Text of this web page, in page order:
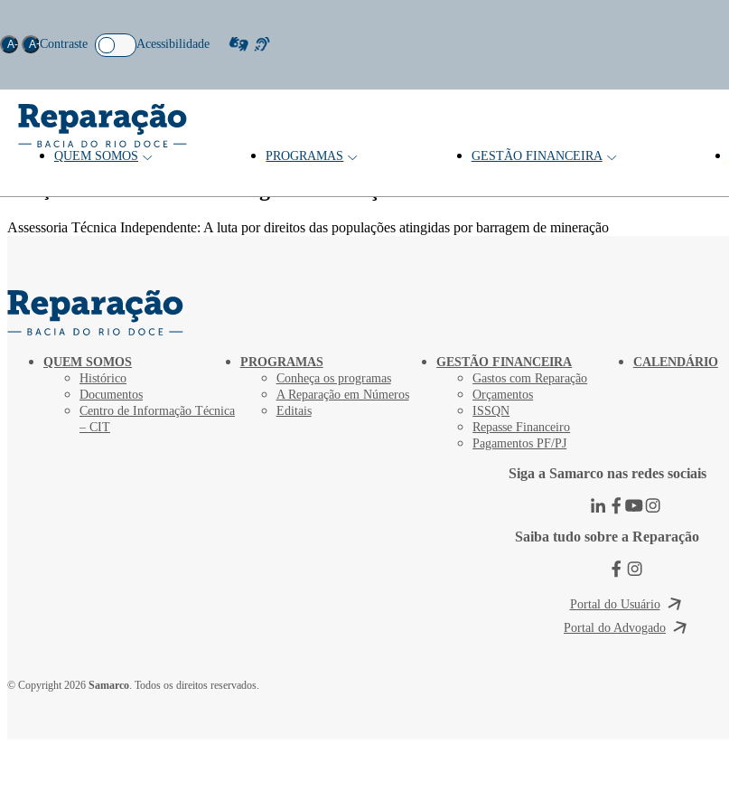
QUEM SOMOS PROGRAMAS GESTÃO FINANCEIRA
Acessibilidade
A- A+Contraste
Assessoria Técnica Independente: A luta por direitos das populações atingidas por barragem de mineração
QUEM SOMOS
Histórico
Documentos
Centro de Informação Técnica
– CIT
PROGRAMAS
Conheça os programas
A Reparação em Números
Editais
GESTÃO FINANCEIRA
Gastos com Reparação
Orçamentos
ISSQN
Repasse Financeiro
Pagamentos PF/PJ
CALENDÁRIO
Siga a Samarco nas redes sociais
Saiba tudo sobre a Reparação
Portal do Usuário
Portal do Advogado
© Copyright 2026 Samarco . Todos os direitos reservados.